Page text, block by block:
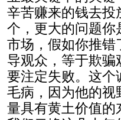
辛苦赚来的钱去投
个，更大的问题你
市场，假如你推错
导观众，等于欺
要注定失败。这个
毛病，因为他的视
量具有黄土价值的